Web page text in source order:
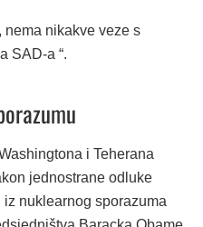
nema nikakve veze s
SAD-a “.
i Teherana
jednostrane odluke
nuklearnog sporazuma